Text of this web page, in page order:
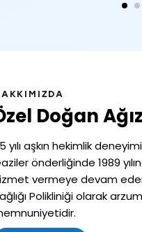
Doğan
yılı aşkın hekimlik
önderliğinde 1989
vermeye devam
Polikliniği olarak